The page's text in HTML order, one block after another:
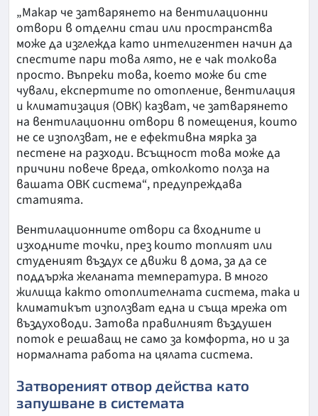
„Макар че затварянето на вентилационни
отвори в отделни стаи или пространства
може да изглежда като интелигентен начин да
спестите пари това лято, не е чак толкова
просто. Въпреки това, което може би сте
чували, експертите по отопление, вентилация
и климатизация (ОВК) казват, че затварянето
на вентилационни отвори в помещения, които
не се използват, не е ефективна мярка за
пестене на разходи. Всъщност това може да
причини повече вреда, отколкото полза на
вашата ОВК система“, предупреждава
статията.
Вентилационните отвори са входните и
изходните точки, през които топлият или
студеният въздух се движи в дома, за да се
поддържа желаната температура. В много
жилища както отоплителната система, така и
климатикът използват една и съща мрежа от
въздуховоди. Затова правилният въздушен
поток е решаващ не само за комфорта, но и за
нормалната работа на цялата система.
Затвореният отвор действа като
запушване в системата